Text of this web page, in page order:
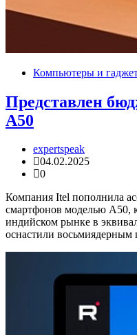
Компьютеры и
Представлен
A50
expertspeak
04.02.2025
0
Компания Itel пополнила
смартфонов моделью A50,
индийском рынке в
оснастили